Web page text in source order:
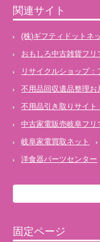
関連サイト
(株)ギフティドットネ
おもしろ中古雑貨フリ
リサイクルショップ：
不用品回収遺品整理お
不用品引き取りサイト
中古家電販売岐阜フリ
岐阜家電買取ネット
洋食器パーツセンター
固定ページ